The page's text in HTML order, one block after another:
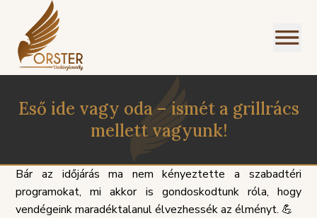
Eső ide vagy oda – ismét a grillrács
mellett vagyunk!
Bár az időjárás ma nem kényeztette a szabadtéri
programokat, mi akkor is gondoskodtunk róla, hogy
vendégeink maradéktalanul élvezhessék az élményt. 💪